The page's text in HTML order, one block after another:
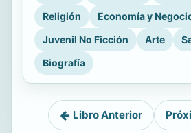
Religión
Economía y
Juvenil No Ficción
Arte
Biografía
Libro Anterior